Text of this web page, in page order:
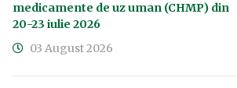
medicamente de uz uman (CHMP) din
20-23 iulie 2026
03 August 2026